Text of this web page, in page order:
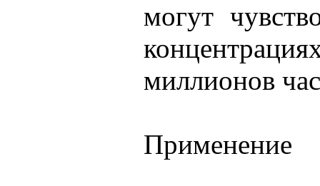
могут
миллионов
Применение